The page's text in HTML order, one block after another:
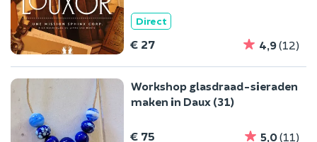
Direct
€ 27 4,9(12)
Workshop glasdraad-sieraden
maken in Daux (31)
€ 75 5,0(11)